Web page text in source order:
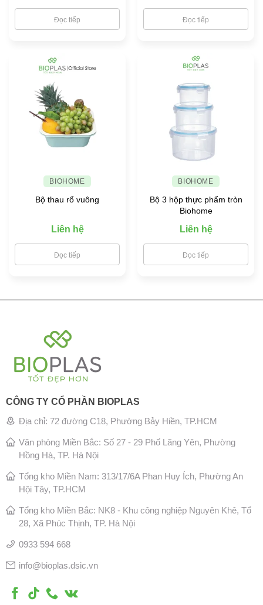
Đọc tiếp Đọc tiếp
BIOHOME
Bộ thau rổ vuông
Liên hệ
Đọc tiếp
BIOHOME
Bộ 3 hộp thực phẩm tròn
Biohome
Liên hệ
Đọc tiếp
CÔNG TY CỔ PHẦN BIOPLAS
Địa chỉ: 72 đường C18, Phường Bảy Hiền, TP.HCM
Văn phòng Miền Bắc: Số 27 - 29 Phố Lãng Yên, Phường
Hồng Hà, TP. Hà Nội
Tổng kho Miền Nam: 313/17/6A Phan Huy Ích, Phường An
Hội Tây, TP.HCM
Tổng kho Miền Bắc: NK8 - Khu công nghiệp Nguyên Khê, Tổ
28, Xã Phúc Thịnh, TP. Hà Nội
0933 594 668
info@bioplas.dsic.vn